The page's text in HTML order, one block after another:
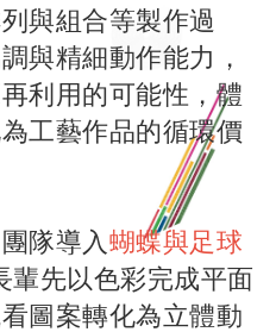
與組合等製作過
與精細動作能力，
利用的可能性，體
工藝作品的循環價
隊導入 蝴蝶與足球
輩先以色彩完成平面
圖案轉化為立體動